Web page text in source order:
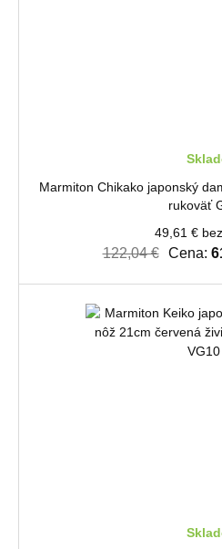
Marmiton Chikako japonský
rukoväť
49,61 €
122,04 € Cena: